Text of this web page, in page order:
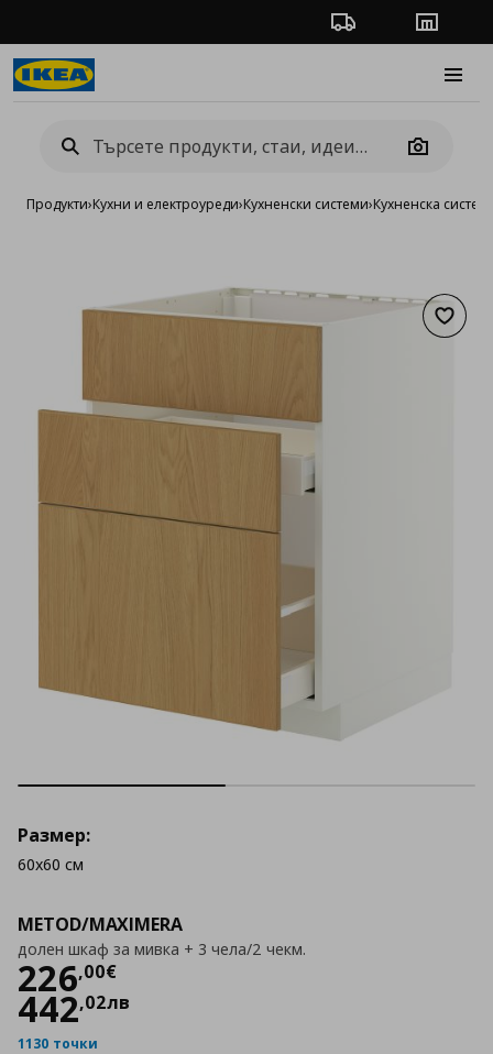
Проследяване на
Camera
Продукти›Кухни и електроуреди›Кухненски системи›Кухненска
METOD/MAXIMERA
долен шкаф за мивка + 3 чела/2 чекм.
226,00€
Цена
442,02лв
1130 точки
Размер:
60x60 см